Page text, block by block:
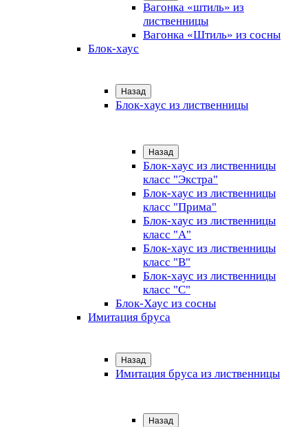
Вагонка «штиль» из
лиственницы
Вагонка «Штиль» из сосны
Блок-хаус
Назад
Блок-хаус из лиственницы
Назад
Блок-хаус из лиственницы
класс "Экстра"
Блок-хаус из лиственницы
класс "Прима"
Блок-хаус из лиственницы
класс "А"
Блок-хаус из лиственницы
класс "B"
Блок-хаус из лиственницы
класс "C"
Блок-Хаус из сосны
Имитация бруса
Назад
Имитация бруса из лиственницы
Назад